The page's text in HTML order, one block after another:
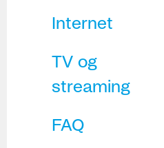
Internet
TV og
streaming
FAQ